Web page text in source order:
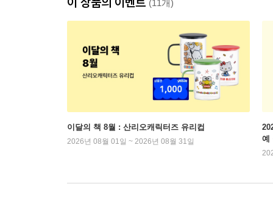
(11개)
이달의 책 8월 : 산리오캐릭터즈 유리컵
2026년 08월 01일 ~ 2026년 08월 31일
예